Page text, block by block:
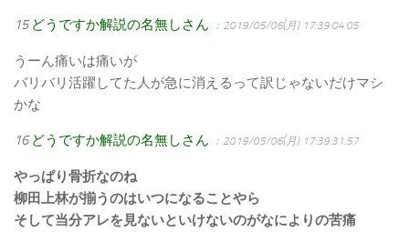
15 どうですか解説の名無しさん ：2019/05/06(月) 17:39:04.05
うーん痛いは痛いが
バリバリ活躍してた人が急に消えるって訳じゃないだけマシ
かな
16 どうですか解説の名無しさん ：2019/05/06(月) 17:39:31.57
やっぱり骨折なのね
柳田上林が揃うのはいつになることやら
そして当分アレを見ないといけないのがなによりの苦痛